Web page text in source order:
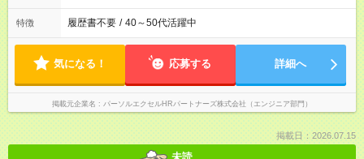
特徴 履歴書不要 / 40～50代活躍中
気になる！ 応募する 詳細へ
掲載元企業名 パーソルエクセルHRパートナーズ株式会社（エンジニア部門）
掲載日：2026.07.15